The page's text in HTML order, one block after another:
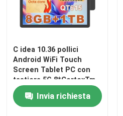
Casa
Prodotti
C idea 10.36 pollici
Android WiFi Touch
Screen Tablet PC con
tastiera 5G 8*CortexTm-
A53 CM10016 più
Invia richiesta